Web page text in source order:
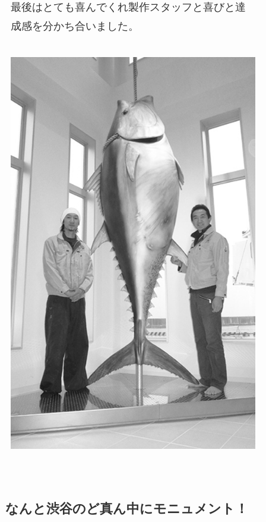
最後はとても喜んでくれ製作スタッフと喜びと達
成感を分かち合いました。
なんと渋谷のど真ん中にモニュメント！